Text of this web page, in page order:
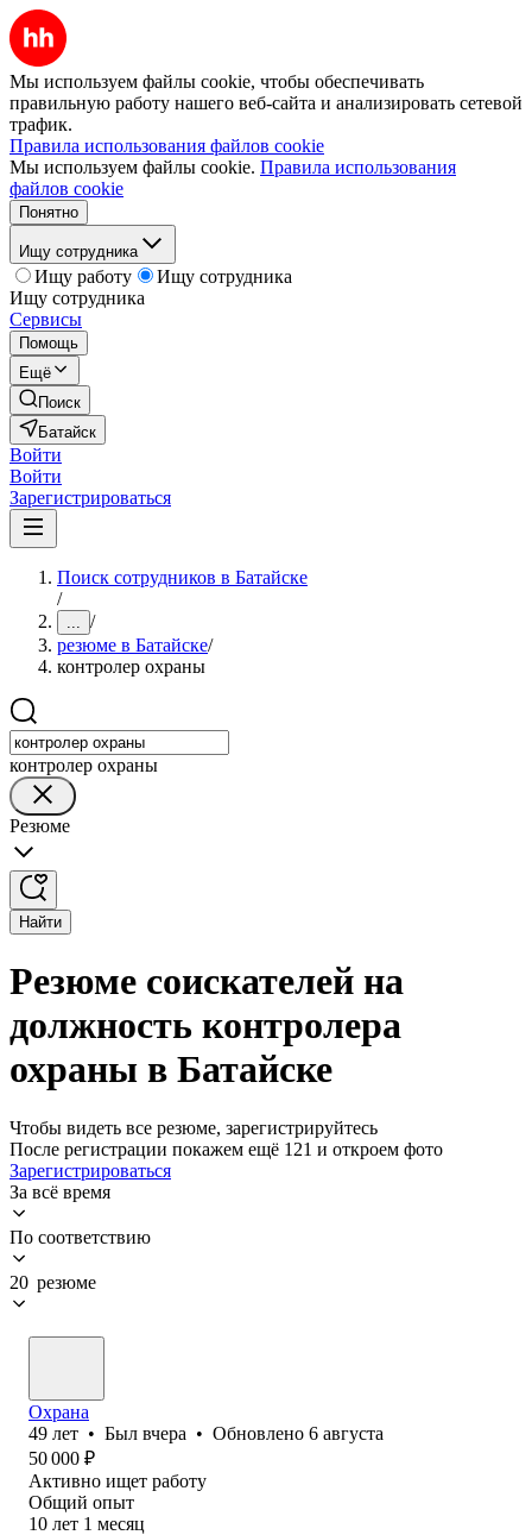
Мы используем файлы cookie, чтобы обеспечивать
правильную работу нашего веб-сайта и анализировать сетевой
трафик.
Правила использования файлов cookie
Мы используем файлы cookie. Правила использования
файлов cookie
Понятно
Ищу сотрудника
Ищу работу
Ищу сотрудника
Ищу сотрудника
Сервисы
Помощь
Ещё
Поиск
Батайск
Войти
Войти
Зарегистрироваться
Поиск сотрудников в Батайске
/
... /
резюме в Батайске/
контролер охраны
контролер охраны
Резюме
Найти
Резюме соискателей на
должность контролера
охраны в Батайске
Чтобы видеть все резюме, зарегистрируйтесь
После регистрации покажем ещё 121 и откроем фото
Зарегистрироваться
За всё время
По соответствию
20 резюме
Охрана
49 лет • Был вчера • Обновлено 6 августа
50 000 ₽
Активно ищет работу
Общий опыт
10 лет 1 месяц